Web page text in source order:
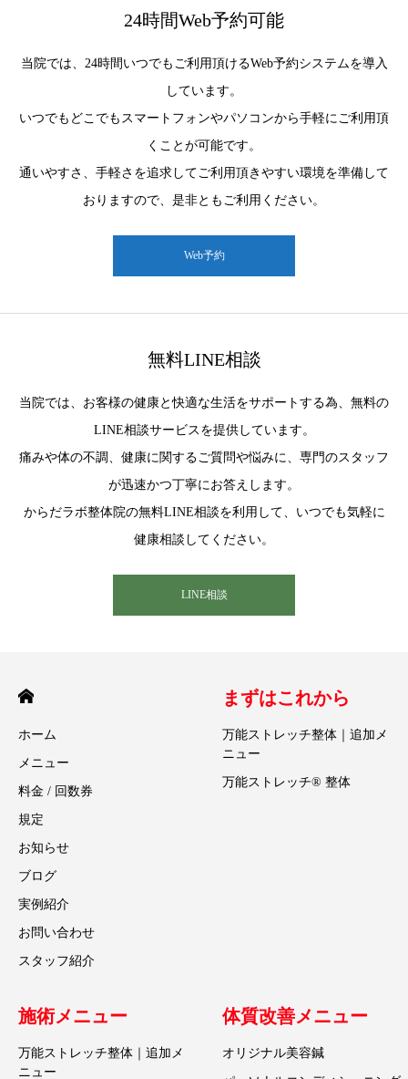
24時間Web予約可能
当院では、24時間いつでもご利用頂けるWeb予約システムを導入
しています。
いつでもどこでもスマートフォンやパソコンから手軽にご利用頂
くことが可能です。
通いやすさ、手軽さを追求してご利用頂きやすい環境を準備して
おりますので、是非ともご利用ください。
Web予約
無料LINE相談
当院では、お客様の健康と快適な生活をサポートする為、無料の
LINE相談サービスを提供しています。
痛みや体の不調、健康に関するご質問や悩みに、専門のスタッフ
が迅速かつ丁寧にお答えします。
からだラボ整体院の無料LINE相談を利用して、いつでも気軽に
健康相談してください。
LINE相談
ホーム
メニュー
料金 / 回数券
規定
お知らせ
ブログ
実例紹介
お問い合わせ
スタッフ紹介
まずはこれから
万能ストレッチ整体｜追加メ
ニュー
万能ストレッチ® 整体
施術メニュー
万能ストレッチ整体｜追加メ
ニュー
体質改善メニュー
オリジナル美容鍼